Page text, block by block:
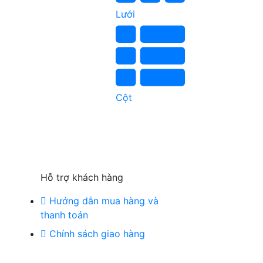
Lưới
Cột
Hỗ trợ khách hàng
Hướng dẫn mua hàng và
thanh toán
Chính sách giao hàng